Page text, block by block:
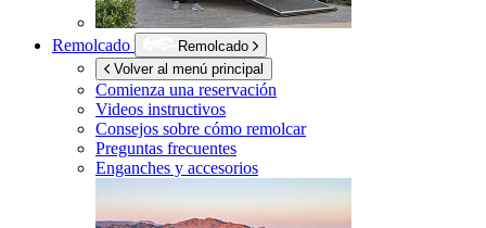
Remolcado
Remolcado
Volver al menú principal
Comienza una reservación
Videos instructivos
Consejos sobre cómo remolcar
Preguntas frecuentes
Enganches y accesorios